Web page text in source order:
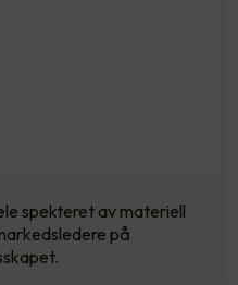
spekteret av materiell
på